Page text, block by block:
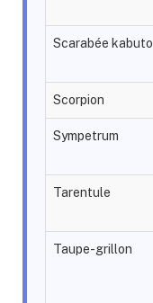
Scarabée kabuto
Scorpion
Sympetrum
Tarentule
Taupe-grillon